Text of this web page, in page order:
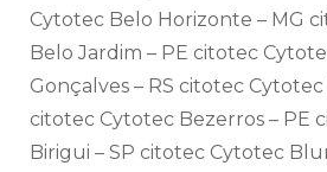
Cytotec Belo Horizonte – MG
Belo Jardim – PE citotec
Gonçalves – RS citotec Cytotec
citotec Cytotec Bezerros – PE
Birigui – SP citotec Cytotec